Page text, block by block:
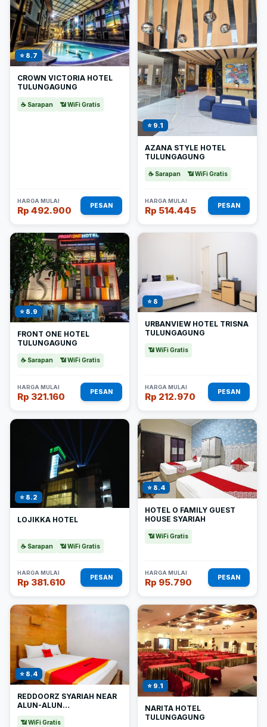
⭐ 8.7
CROWN VICTORIA HOTEL
TULUNGAGUNG
☕ Sarapan 📶 WiFi Gratis
HARGA MULAI
Rp 492.900 PESAN
⭐ 9.1
AZANA STYLE HOTEL
TULUNGAGUNG
☕ Sarapan 📶 WiFi Gratis
HARGA MULAI
Rp 514.445 PESAN
⭐ 8.9
FRONT ONE HOTEL
TULUNGAGUNG
☕ Sarapan 📶 WiFi Gratis
HARGA MULAI
Rp 321.160 PESAN
⭐ 8
URBANVIEW HOTEL TRISNA
TULUNGAGUNG
📶 WiFi Gratis
HARGA MULAI
Rp 212.970 PESAN
⭐ 8.2
LOJIKKA HOTEL
☕ Sarapan 📶 WiFi Gratis
HARGA MULAI
Rp 381.610 PESAN
⭐ 8.4
HOTEL O FAMILY GUEST
HOUSE SYARIAH
📶 WiFi Gratis
HARGA MULAI
Rp 95.790 PESAN
⭐ 8.4
REDDOORZ SYARIAH NEAR
ALUN-ALUN
📶 WiFi Gratis
⭐ 9.1
NARITA HOTEL
TULUNGAGUNG